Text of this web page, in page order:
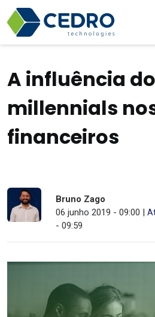
A influência
millennials
financeiros
Bruno Zago
06 junho 2019 - 09:00 |
- 09:59